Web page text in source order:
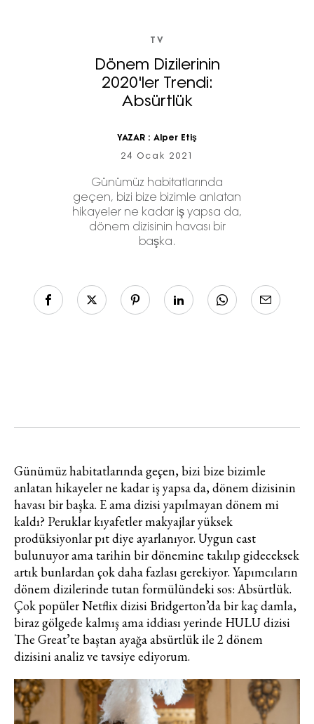
TV
Dönem Dizilerinin
2020'ler Trendi:
Absürtlük
YAZAR : Alper Etiş
24 Ocak 2021
Günümüz habitatlarında
geçen, bizi bize bizimle anlatan
hikayeler ne kadar iş yapsa da,
dönem dizisinin havası bir
başka.
Günümüz habitatlarında geçen, bizi bize bizimle
anlatan hikayeler ne kadar iş yapsa da, dönem dizisinin
havası bir başka. E ama dizisi yapılmayan dönem mi
kaldı? Peruklar kıyafetler makyajlar yüksek
prodüksiyonlar pıt diye ayarlanıyor. Uygun cast
bulunuyor ama tarihin bir dönemine takılıp gideceksek
artık bunlardan çok daha fazlası gerekiyor. Yapımcıların
dönem dizilerinde tutan formülündeki sos: Absürtlük.
Çok popüler Netflix dizisi Bridgerton’da bir kaç damla,
biraz gölgede kalmış ama iddiası yerinde HULU dizisi
The Great’te baştan ayağa absürtlük ile 2 dönem
dizisini analiz ve tavsiye ediyorum.